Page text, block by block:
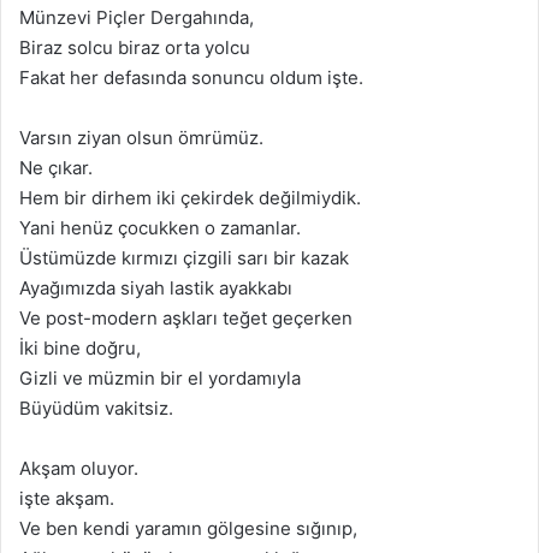
Münzevi Piçler Dergahında,
Biraz solcu biraz orta yolcu
Fakat her defasında sonuncu oldum işte.
Varsın ziyan olsun ömrümüz.
Ne çıkar.
Hem bir dirhem iki çekirdek değilmiydik.
Yani henüz çocukken o zamanlar.
Üstümüzde kırmızı çizgili sarı bir kazak
Ayağımızda siyah lastik ayakkabı
Ve post-modern aşkları teğet geçerken
İki bine doğru,
Gizli ve müzmin bir el yordamıyla
Büyüdüm vakitsiz.
Akşam oluyor.
işte akşam.
Ve ben kendi yaramın gölgesine sığınıp,